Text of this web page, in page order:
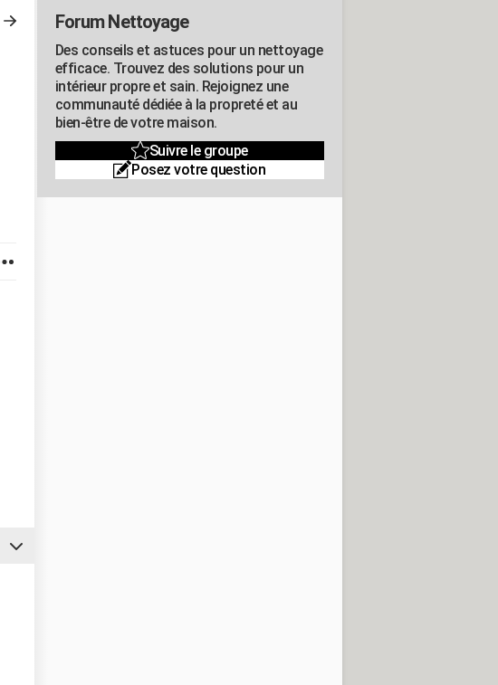
Forum Nettoyage
Des conseils et astuces pour un nettoyage
efficace. Trouvez des solutions pour un
intérieur propre et sain. Rejoignez une
communauté dédiée à la propreté et au
bien-être de votre maison.
Suivre le groupe
Posez votre question